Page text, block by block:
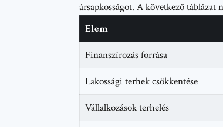
ársapkosságot. A következő
Elem
Finanszírozás forrása
Lakossági terhek csökkentése
Vállalkozások terhelés